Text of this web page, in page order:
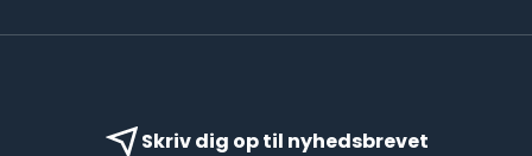
Skriv dig op til nyhedsbrevet